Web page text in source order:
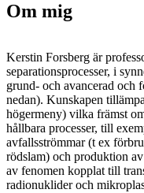
Om mig
Kerstin Forsberg är
separationsprocesser, i
grund- och avancerad och
nedan). Kunskapen
högermeny) vilka främst
hållbara processer, till
avfallsströmmar (t ex
rödslam) och produktion
av fenomen kopplat till
radionuklider och